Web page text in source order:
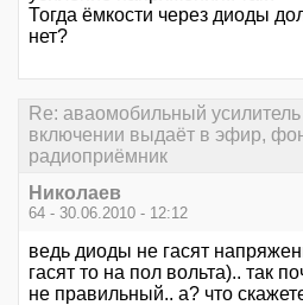
Тогда ёмкости через диоды
нет?
Re: аваомобильный
включении выдаёт в эфир,
радиоприёмник
Николаев
64 - 30.06.2010 - 12:12
ведь диоды не гасят
гасят то на пол вольта).. так
не правильный.. а? что